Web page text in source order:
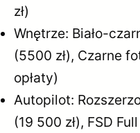
zł)
Wnętrze: Biało-
(5500 zł), Czarne
opłaty)
Autopilot:
(19 500 zł), FSD